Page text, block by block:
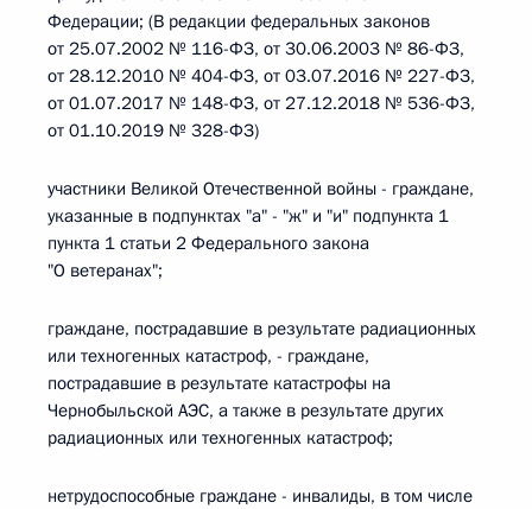
Федерации; (В редакции федеральных законов
от 25.07.2002 № 116-ФЗ, от 30.06.2003 № 86-ФЗ,
от 28.12.2010 № 404-ФЗ, от 03.07.2016 № 227-ФЗ,
от 01.07.2017 № 148-ФЗ, от 27.12.2018 № 536-ФЗ,
от 01.10.2019 № 328-ФЗ)
участники Великой Отечественной войны - граждане,
указанные в подпунктах "а" - "ж" и "и" подпункта 1
пункта 1 статьи 2 Федерального закона
"О ветеранах";
граждане, пострадавшие в результате радиационных
или техногенных катастроф, - граждане,
пострадавшие в результате катастрофы на
Чернобыльской АЭС, а также в результате других
радиационных или техногенных катастроф;
нетрудоспособные граждане - инвалиды, в том числе